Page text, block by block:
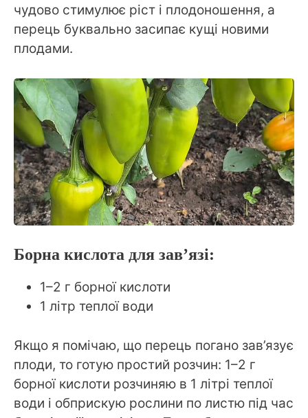
чудово стимулює ріст і плодоношення, а
перець буквально засипає кущі новими
плодами.
Борна кислота для зав’язі:
1–2 г борної кислоти
1 літр теплої води
Якщо я помічаю, що перець погано зав’язує
плоди, то готую простий розчин: 1–2 г
борної кислоти розчиняю в 1 літрі теплої
води і обприскую рослини по листю під час